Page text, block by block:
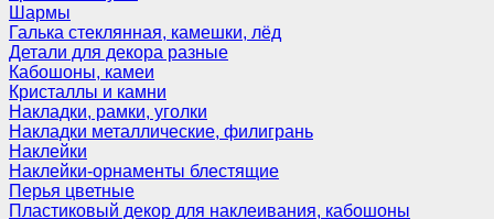
Шармы
Галька стеклянная, камешки, лёд
Детали для декора разные
Кабошоны, камеи
Кристаллы и камни
Накладки, рамки, уголки
Накладки металлические, филигрань
Наклейки
Наклейки-орнаменты блестящие
Перья цветные
Пластиковый декор для наклеивания, кабошоны